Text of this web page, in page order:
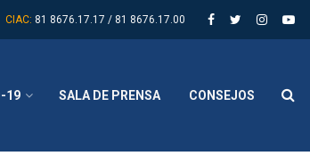
CIAC: 81 8676.17.17 / 81 8676.17.00
19 SALA DE PRENSA CONSEJOS